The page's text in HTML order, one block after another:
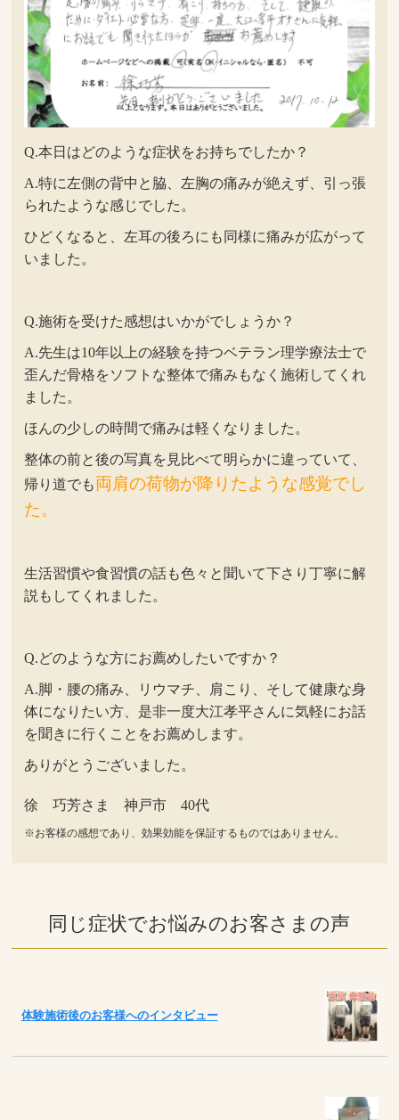
Q.本日はどのような症状をお持ちでしたか？
A.特に左側の背中と脇、左胸の痛みが絶えず、引っ張
られたような感じでした。
ひどくなると、左耳の後ろにも同様に痛みが広がって
いました。
Q.施術を受けた感想はいかがでしょうか？
A.先生は10年以上の経験を持つベテラン理学療法士で
歪んだ骨格をソフトな整体で痛みもなく施術してくれ
ました。
ほんの少しの時間で痛みは軽くなりました。
整体の前と後の写真を見比べて明らかに違っていて、
帰り道でも両肩の荷物が降りたような感覚でし
た。
生活習慣や食習慣の話も色々と聞いて下さり丁寧に解
説もしてくれました。
Q.どのような方にお薦めしたいですか？
A.脚・腰の痛み、リウマチ、肩こり、そして健康な身
体になりたい方、是非一度大江孝平さんに気軽にお話
を聞きに行くことをお薦めします。
ありがとうございました。
徐 巧芳さま 神戸市 40代
※お客様の感想であり、効果効能を保証するものではありません。
同じ症状でお悩みのお客さまの声
体験施術後のお客様へのインタビュー